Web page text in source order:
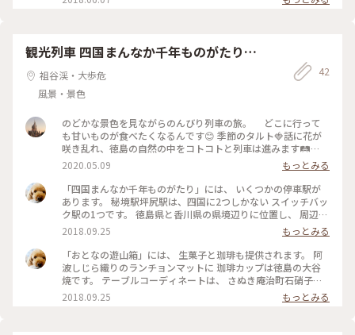
🔸🔹🔸 投稿に遊びに来てくれるユーザーさんの何人か
たしの街入賞の〈さきさん〉も投稿して追い抜かれちゃいまし
た😆 とってもユニークな絶景ですね(o´罒`o) (2019年10月20
日撮影) #徳島県 #三好市 #祖谷渓 #小便小僧像 #絶景 #四国ト
リップ2019 #ことりっぷ四国 #SONYa7III
観光列車 四国まんなか千年ものがたり〜
しあわせの郷紀行〜
祖谷渓・大歩危
風景・景色
42
のどかな景色を見ながらのんびり列車の旅。 どこに行って
も甘いものが食べたくなるんです😊 季節のタルト🍓話に花が
咲き乱れ、徳島の自然の中をコトコトと列車は進みます🛤
2018.3🌸 #わたしの散歩道 #旅の思い出 #おうちでことりっ
ぷ #四国まんなか千年ものがたり #わたしの街
2020.05.09
もっとみる
「四国まんなか千年ものがたり」には、 いくつかの停車駅が
あります。 秘境駅坪尻駅は、四国に2つしかない スイッチバッ
ク駅の1つです。 徳島県と香川県の県境辺りに位置し、 周辺に
は山林や川しかありません。 1日平均利用者は1人か2人だと
か。 この駅までの車が通行可能な道はないそうで、 謎だらけ
です。 列車は一度引き上げ線に入り、 約7分の停車をします。
列車の方向が前後変わる為、 運転士さんが車内を歩かれると
お客さんから 拍手が起こり、運転士さんもニコニコ。 観光列
車の醍醐味です。 この塩尻駅を体験できるのは、 千年ものが
たりの大きな魅力だと思います。 ちなみに塩尻駅は、 全国秘
2018.09.25
もっとみる
「おとなの遊山箱」には、 生菓子と珈琲も提供されます。 阿
波しじら織りのランチョンマットに 珈琲カップは徳島の大谷
焼です。 テーブルコーディネートは、 さぬき庵治町石硝子の
箸置き「瀬戸内の色」、 1300年の歴史を持つ阿波和紙の箸袋
など 徳島、香川の伝統工芸品に触れられる 楽しみもありまし
2018.09.25 もっとみる